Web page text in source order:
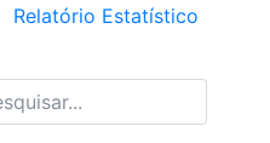
Relatório Estatístico